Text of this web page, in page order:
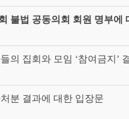
불법 공동의회 회원 명부에
의 집회와 모임 ‘참여금지’
분 결과에 대한 입장문